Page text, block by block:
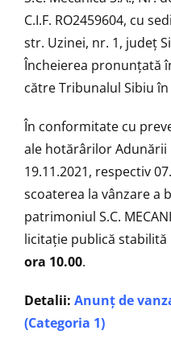
C.I.F. RO2459604, cu
str. Uzinei, nr. 1, județ
Încheierea pronunțată
către Tribunalul Sibiu
În conformitate cu
ale hotărârilor
19.11.2021, respectiv
scoaterea la vânzare a
patrimoniul S.C.
licitaţie publică
ora 10.00.
Detalii: Anunț de
(Categoria 1)